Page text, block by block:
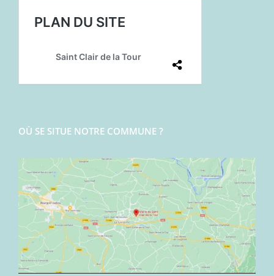
OÙ SE SITUE NOTRE COMMUNE ?